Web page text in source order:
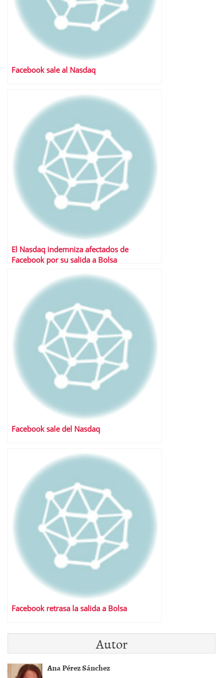
Facebook sale al Nasdaq
El Nasdaq indemniza afectados de
Facebook por su salida a Bolsa
Facebook sale del Nasdaq
Facebook retrasa la salida a Bolsa
Autor
Ana Pérez Sánchez